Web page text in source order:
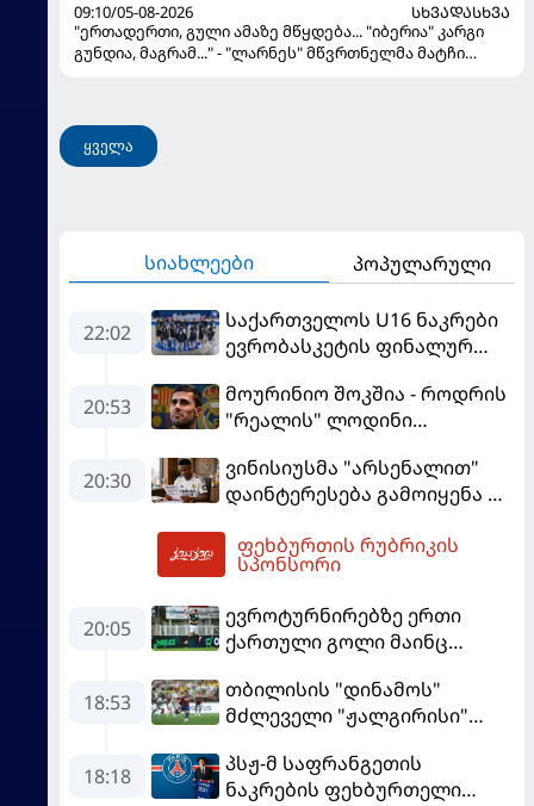
09:10/05-08-2026
ᲡᲮᲕᲐᲓᲐᲡᲮᲕᲐ
"ერთადერთი, გული ამაზე მწყდება... "იბერია" კარგი
გუნდია, მაგრამ..." - "ლარნეს" მწვრთნელმა მატჩი
ყველა
სიახლეები პოპულარული
22:02
საქართველოს U16 ნაკრები
ევრობასკეტის ფინალურ
ასპარეზობას იწყებს
20:53
მოურინიო შოკშია - როდრის
"რეალის" ლოდინი
"ბარსელონაში" გადადის
20:30
ვინისიუსმა "არსენალით"
დაინტერესება გამოიყენა და
მომგებიანად გააგრძელა
ფეხბურთის რუბრიკის
სპონსორი
20:05
ევროტურნირებზე ერთი
ქართული გოლი მაინც
18:53
თბილისის "დინამოს"
მძლეველი "ჟალგირისი"
განადგურდა
18:18
პსჟ-მ საფრანგეთის
ნაკრების ფეხბურთელი